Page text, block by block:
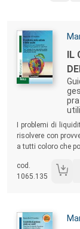
Sommario:
I problemi di
risolvere con
a tutti coloro che
le proprie entrate e
il proprio equilibrio.
cod.
1065.135